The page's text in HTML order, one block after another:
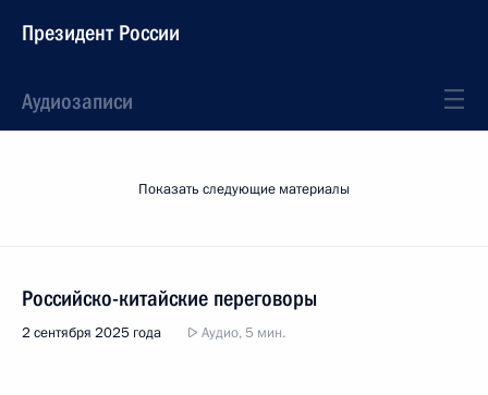
Президент России
Аудиозаписи
Показать следующие материалы
Российско-китайские переговоры
2 сентября 2025 года Аудио, 5 мин.